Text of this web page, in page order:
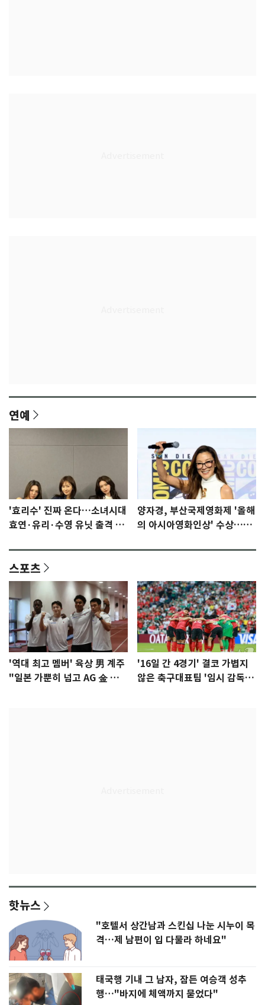
연예
'효리수' 진짜 온다…소녀시대
효연·유리·수영 유닛 출격 [N
양자경, 부산국제영화제 '올해
의 아시아영화인상' 수상…15
스포츠
'역대 최고 멤버' 육상 男 계주
"일본 가뿐히 넘고 AG 金 따겠
'16일 간 4경기' 결코 가볍지
않은 축구대표팀 '임시 감독'
핫뉴스
"호텔서 상간남과 스킨십 나눈 시누이 목
격…제 남편이 입 다물라 하네요"
태국행 기내 그 남자, 잠든 여승객 성추
행…"바지에 체액까지 묻었다"